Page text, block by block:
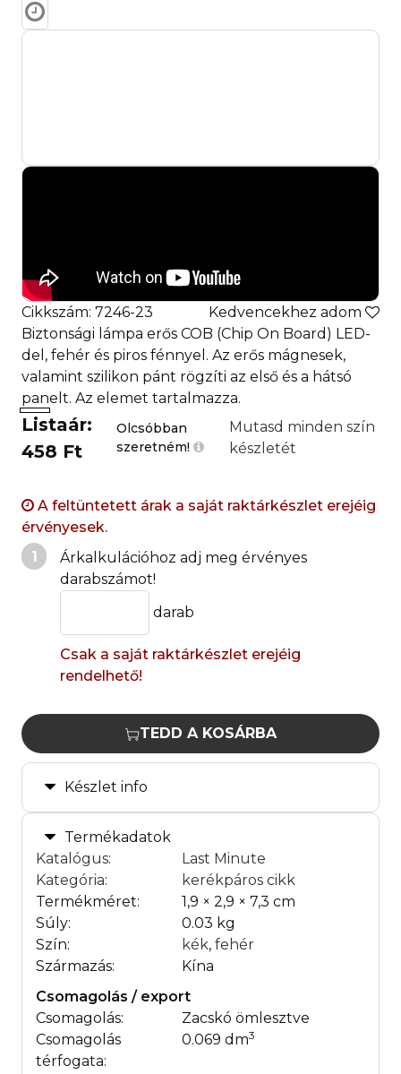
Cikkszám: 7246-23
Kedvencekhez adom
Biztonsági lámpa erős COB (Chip On Board) LED-
del, fehér és piros fénnyel. Az erős mágnesek,
valamint szilikon pánt rögzíti az első és a hátsó
panelt. Az elemet tartalmazza.
Listaár:
458 Ft
Olcsóbban
szeretném!
Mutasd minden szín
készletét
A feltüntetett árak a saját raktárkészlet erejéig
érvényesek.
1
Árkalkulációhoz adj meg érvényes
darabszámot!
darab
Csak a saját raktárkészlet erejéig
rendelhető!
TEDD A KOSÁRBA
Készlet info
Termékadatok
Katalógus:
Last Minute
Kategória:
kerékpáros cikk
Termékméret:
1,9 × 2,9 × 7,3 cm
Súly:
0.03 kg
Szín:
kék,fehér
Származás:
Kína
Csomagolás / export
Csomagolás:
Zacskó ömlesztve
Csomagolás
térfogata:
0.069 dm3